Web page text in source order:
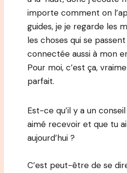
importe comment on
guides, je je regarde les
les choses qui se
connectée aussi à mon
Pour moi, c’est ça,
parfait.
Est-ce qu’il y a un
aimé recevoir et que tu
aujourd’hui ?
C’est peut-être de se